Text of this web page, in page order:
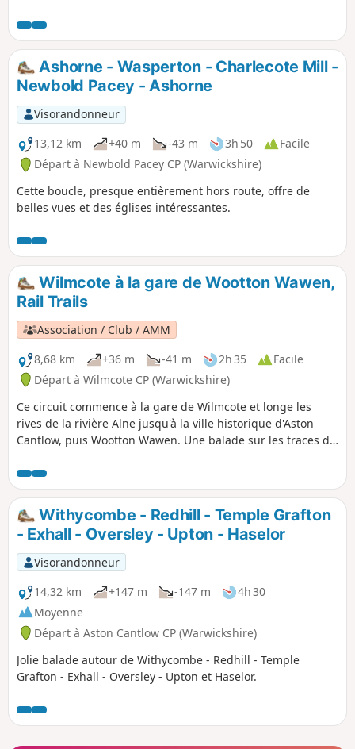
Ashorne - Wasperton - Charlecote Mill -
Newbold Pacey - Ashorne
Visorandonneur
13,12 km
+40 m -43 m 3h 50
Facile
Départ à Newbold Pacey CP (Warwickshire)
Cette boucle, presque entièrement hors route, offre de
belles vues et des églises intéressantes.
Wilmcote à la gare de Wootton Wawen,
Rail Trails
Association / Club / AMM
8,68 km
+36 m -41 m 2h 35
Facile
Départ à Wilmcote CP (Warwickshire)
Ce circuit commence à la gare de Wilmcote et longe les
rives de la rivière Alne jusqu'à la ville historique d'Aston
Cantlow, puis Wootton Wawen. Une balade sur les traces de
Withycombe - Redhill - Temple Grafton
- Exhall - Oversley - Upton - Haselor
Visorandonneur
14,32 km
+147 m -147 m
4h 30
Moyenne
Départ à Aston Cantlow CP (Warwickshire)
Jolie balade autour de Withycombe - Redhill - Temple
Grafton - Exhall - Oversley - Upton et Haselor.